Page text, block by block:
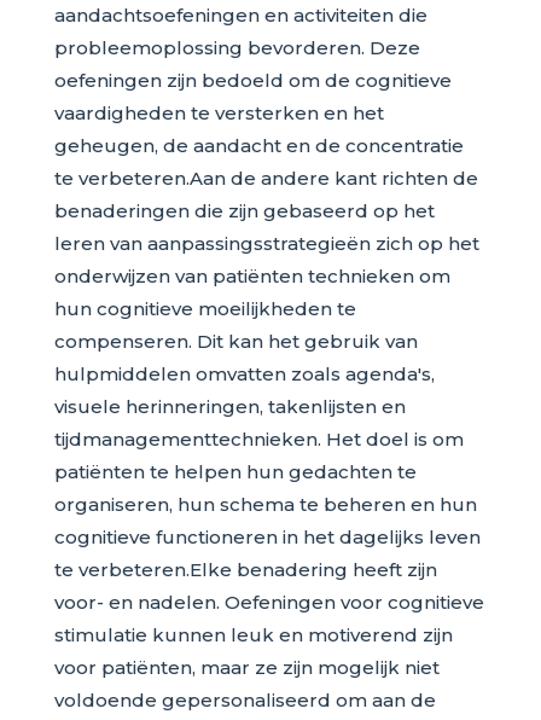
aandachtsoefeningen en activiteiten die
probleemoplossing bevorderen. Deze
oefeningen zijn bedoeld om de cognitieve
vaardigheden te versterken en het
geheugen, de aandacht en de concentratie
te verbeteren.Aan de andere kant richten de
benaderingen die zijn gebaseerd op het
leren van aanpassingsstrategieën zich op het
onderwijzen van patiënten technieken om
hun cognitieve moeilijkheden te
compenseren. Dit kan het gebruik van
hulpmiddelen omvatten zoals agenda's,
visuele herinneringen, takenlijsten en
tijdmanagementtechnieken. Het doel is om
patiënten te helpen hun gedachten te
organiseren, hun schema te beheren en hun
cognitieve functioneren in het dagelijks leven
te verbeteren.Elke benadering heeft zijn
voor- en nadelen. Oefeningen voor cognitieve
stimulatie kunnen leuk en motiverend zijn
voor patiënten, maar ze zijn mogelijk niet
voldoende gepersonaliseerd om aan de